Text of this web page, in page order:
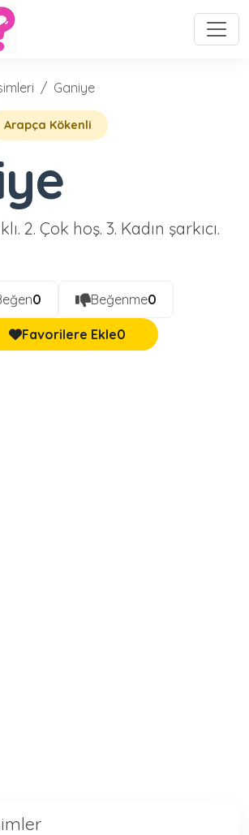
Ganiye
Arapça Kökenli
2. Çok hoş. 3. Kadın şarkıcı.
0 Beğenme0
Favorilere Ekle0